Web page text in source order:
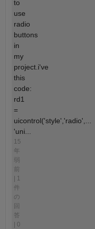
to
use
radio
buttons
in
my
project.i've
this
code:
rd1
=
uicontrol('style','radio',...
'uni...
15
年
弱
前
| 1
件
の
回
答
| 0